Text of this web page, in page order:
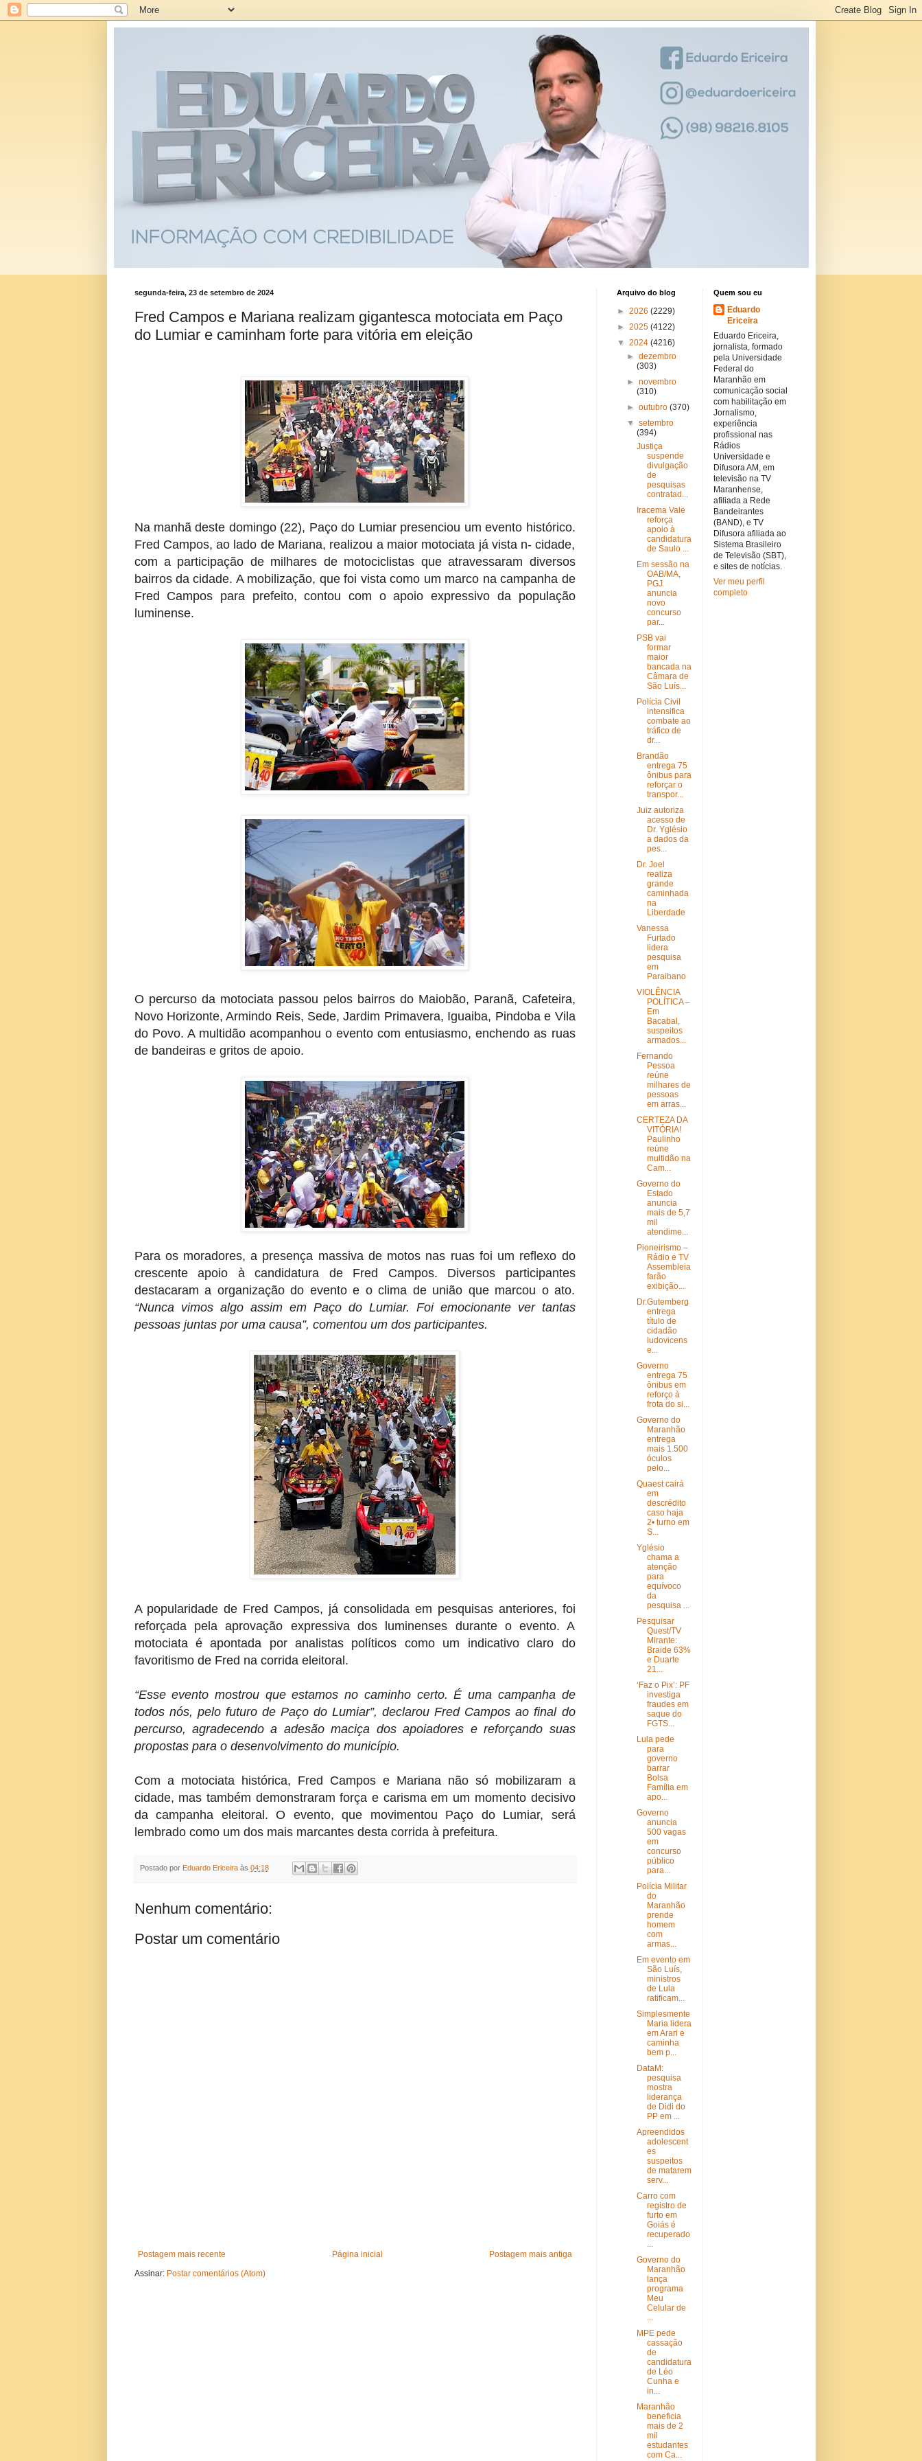
segunda-feira, 23 de setembro de 2024
Fred Campos e Mariana realizam gigantesca motociata em Paço
do Lumiar e caminham forte para vitória em eleição
Na manhã deste domingo (22), Paço do Lumiar presenciou um evento histórico.
Fred Campos, ao lado de Mariana, realizou a maior motociata já vista n- cidade,
com a participação de milhares de motociclistas que atravessaram diversos
bairros da cidade. A mobilização, que foi vista como um marco na campanha de
Fred Campos para prefeito, contou com o apoio expressivo da população
luminense.
O percurso da motociata passou pelos bairros do Maiobão, Paranã, Cafeteira,
Novo Horizonte, Armindo Reis, Sede, Jardim Primavera, Iguaiba, Pindoba e Vila
do Povo. A multidão acompanhou o evento com entusiasmo, enchendo as ruas
de bandeiras e gritos de apoio.
Para os moradores, a presença massiva de motos nas ruas foi um reflexo do
crescente apoio à candidatura de Fred Campos. Diversos participantes
destacaram a organização do evento e o clima de união que marcou o ato.
“Nunca vimos algo assim em Paço do Lumiar. Foi emocionante ver tantas
pessoas juntas por uma causa”, comentou um dos participantes.
A popularidade de Fred Campos, já consolidada em pesquisas anteriores, foi
reforçada pela aprovação expressiva dos luminenses durante o evento. A
motociata é apontada por analistas políticos como um indicativo claro do
favoritismo de Fred na corrida eleitoral.
“Esse evento mostrou que estamos no caminho certo. É uma campanha de
todos nós, pelo futuro de Paço do Lumiar”, declarou Fred Campos ao final do
percurso, agradecendo a adesão maciça dos apoiadores e reforçando suas
propostas para o desenvolvimento do município.
Com a motociata histórica, Fred Campos e Mariana não só mobilizaram a
cidade, mas também demonstraram força e carisma em um momento decisivo
da campanha eleitoral. O evento, que movimentou Paço do Lumiar, será
lembrado como um dos mais marcantes desta corrida à prefeitura.
Postado por Eduardo Ericeira às 04:18
Nenhum comentário:
Postar um comentário
Postagem mais recente Postagem mais antiga
Página inicial
Assinar: Postar comentários (Atom)
Arquivo do blog
► 2026 (2229)
► 2025 (4122)
▼ 2024 (4216)
► dezembro
(303)
► novembro
(310)
► outubro (370)
▼ setembro
(394)
Justiça
suspende
divulgação
de
pesquisas
contratad...
Iracema Vale
reforça
apoio à
candidatura
de Saulo ...
Em sessão na
OAB/MA,
PGJ
anuncia
novo
concurso
par...
PSB vai
formar
maior
bancada na
Câmara de
São Luís...
Polícia Civil
intensifica
combate ao
tráfico de
dr...
Brandão
entrega 75
ônibus para
reforçar o
transpor...
Juiz autoriza
acesso de
Dr. Yglésio
a dados da
pes...
Dr. Joel
realiza
grande
caminhada
na
Liberdade
Vanessa
Furtado
lidera
pesquisa
em
Paraibano
VIOLÊNCIA
POLÍTICA –
Em
Bacabal,
suspeitos
armados...
Fernando
Pessoa
reúne
milhares de
pessoas
em arras...
CERTEZA DA
VITÓRIA!
Paulinho
reúne
multidão na
Cam...
Governo do
Estado
anuncia
mais de 5,7
mil
atendime...
Pioneirismo –
Rádio e TV
Assembleia
farão
exibição...
Dr.Gutemberg
entrega
título de
cidadão
ludovicens
e...
Governo
entrega 75
ônibus em
reforço à
frota do si...
Governo do
Maranhão
entrega
mais 1.500
óculos
pelo...
Quaest cairá
em
descrédito
caso haja
2• turno em
S...
Yglésio
chama a
atenção
para
equívoco
da
pesquisa ...
Pesquisar
Quest/TV
Mirante:
Braide 63%
e Duarte
21...
‘Faz o Pix’: PF
investiga
fraudes em
saque do
FGTS...
Lula pede
para
governo
barrar
Bolsa
Família em
apo...
Governo
anuncia
500 vagas
em
concurso
público
para...
Polícia Militar
do
Maranhão
prende
homem
com
armas...
Em evento em
São Luís,
ministros
de Lula
ratificam...
Simplesmente
Maria lidera
em Arari e
caminha
bem p...
DataM:
pesquisa
mostra
liderança
de Didi do
PP em ...
Apreendidos
adolescent
es
suspeitos
de matarem
serv...
Carro com
registro de
furto em
Goiás é
recuperado
...
Governo do
Maranhão
lança
programa
Meu
Celular de
...
MPE pede
cassação
de
candidatura
de Léo
Cunha e
in...
Maranhão
beneficia
mais de 2
mil
estudantes
com Ca...
Quem sou eu
Eduardo
Ericeira
Eduardo Ericeira,
jornalista, formado
pela Universidade
Federal do
Maranhão em
comunicação social
com habilitação em
Jornalismo,
experiência
profissional nas
Rádios
Universidade e
Difusora AM, em
televisão na TV
Maranhense,
afiliada a Rede
Bandeirantes
(BAND), e TV
Difusora afiliada ao
Sistema Brasileiro
de Televisão (SBT),
e sites de notícias.
Ver meu perfil
completo